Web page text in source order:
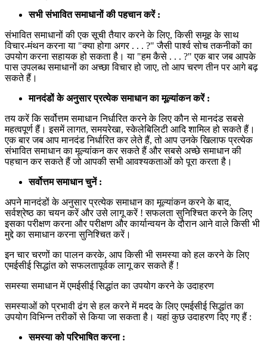
सभी संभावित समाधानों की पहचान करें :
संभावित समाधानों की एक सूची तैयार करने के लिए, किसी समूह के साथ
विचार-मंथन करना या "क्या होगा अगर . . . ?" जैसी पार्श्व सोच तकनीकों का
उपयोग करना सहायक हो सकता है। या "हम कैसे . . . ?" एक बार जब आपके
पास उपलब्ध समाधानों का अच्छा विचार हो जाए, तो आप चरण तीन पर आगे बढ़
सकते हैं।
मानदंडों के अनुसार प्रत्येक समाधान का मूल्यांकन करें :
तय करें कि सर्वोत्तम समाधान निर्धारित करने के लिए कौन से मानदंड सबसे
महत्वपूर्ण हैं। इसमें लागत, समयरेखा, स्केलेबिलिटी आदि शामिल हो सकते हैं।
एक बार जब आप मानदंड निर्धारित कर लेते हैं, तो आप उनके खिलाफ प्रत्येक
संभावित समाधान का मूल्यांकन कर सकते हैं और सबसे अच्छे समाधान की
पहचान कर सकते हैं जो आपकी सभी आवश्यकताओं को पूरा करता है।
सर्वोत्तम समाधान चुनें :
अपने मानदंडों के अनुसार प्रत्येक समाधान का मूल्यांकन करने के बाद,
सर्वश्रेष्ठ का चयन करें और उसे लागू करें ! सफलता सुनिश्चित करने के लिए
इसका परीक्षण करना और परीक्षण और कार्यान्वयन के दौरान आने वाले किसी भी
मुद्दे का समाधान करना सुनिश्चित करें।
इन चार चरणों का पालन करके, आप किसी भी समस्या को हल करने के लिए
एमईसीई सिद्धांत को सफलतापूर्वक लागू कर सकते हैं !
समस्या समाधान में एमईसीई सिद्धांत का उपयोग करने के उदाहरण
समस्याओं को प्रभावी ढंग से हल करने में मदद के लिए एमईसीई सिद्धांत का
उपयोग विभिन्न तरीकों से किया जा सकता है। यहां कुछ उदाहरण दिए गए हैं :
समस्या को परिभाषित करना :